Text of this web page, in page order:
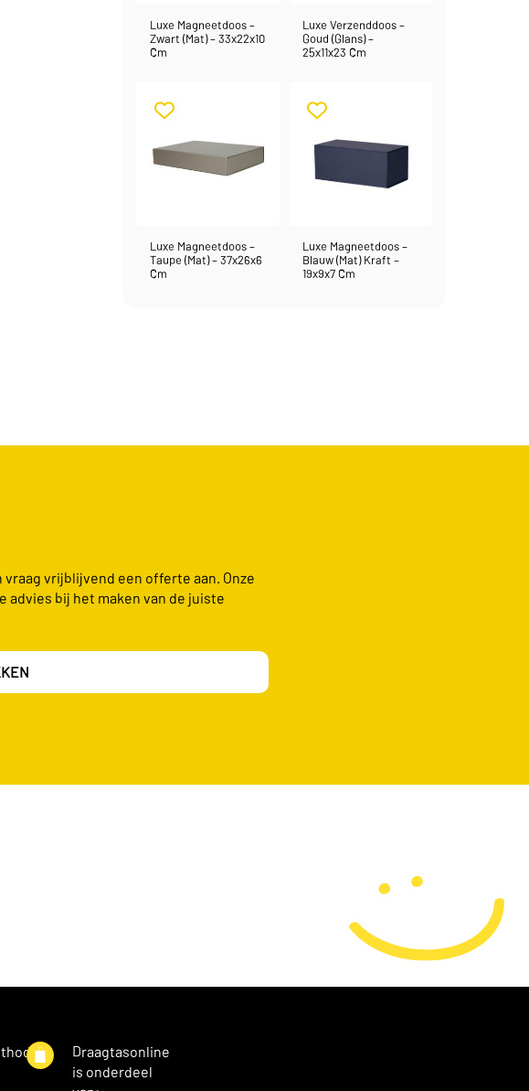
Luxe Magneetdoos –
Zwart (mat) – 33x22x10
Cm
Luxe Verzenddoos –
Goud (glans) –
25x11x23 Cm
Luxe Magneetdoos –
Taupe (mat) – 37x26x6
Cm
Luxe Magneetdoos –
Blauw (mat) Kraft –
19x9x7 Cm
vrijblijvend een offerte aan. Onze
advies bij het maken van de juiste
Draagtasonline
is onderdeel